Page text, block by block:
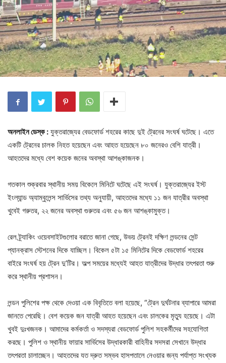
অনলাইন ডেস্ক : যুক্তরাজ্যের বেডফোর্ড শহরের কাছে দুই ট্রেনের সংঘর্ষ ঘটেছে। এতে
একটি ট্রেনের চালক নিহত হয়েছেন এবং আহত হয়েছেন ৮০ জনেরও বেশি যাত্রী।
আহতদের মধ্যে বেশ কয়েক জনের অবস্থা আশঙ্কাজনক।
গতকাল শুক্রবার স্থানীয় সময় বিকেলে মিনিটে ঘটেছে এই সংঘর্ষ। যুক্তরাজ্যের ইস্ট
ইংল্যান্ড অ্যাম্বুলেন্স সার্ভিসের তথ্য অনুযায়ী, আহতদের মধ্যে ১১ জন যাত্রীর অবস্থা
খুবেই গরুতর, ২২ জনের অবস্থা গুরুতর এবং ৫৬ জন আশঙ্কামুক্ত।
রেল ট্র্যাকিং ওয়েবসাইটগুলোর বরাতে জানা গেছে, উভয় ট্রেনই দক্ষিণ লন্ডনের সেন্ট
প্যানক্রাস স্টেশনের দিকে যাচ্ছিল। বিকেল ৫টা ১৫ মিনিটের দিকে বেডফোর্ড শহরের
বাইরে সংঘর্ষ হয় ট্রেন দু’টির। অল্প সময়ের মধ্যেই আহত যাত্রীদের উদ্ধার তৎপরতা শুরু
করে স্থানীয় প্রশাসন।
লন্ডন পুলিশের পক্ষ থেকে দেওয়া এক বিবৃতিতে বলা হয়েছে, “ট্রেন দুর্ঘটনার ব্যাপারে আমরা
জানতে পেরেছি। বেশ কয়েক জন যাত্রী আহত হয়েছেন এবং চালকের মৃত্যু হয়েছে। এটা
খুবই দুঃখজনক। আমাদের কর্মকর্তা ও সদস্যরা বেডফোর্ড পুলিশ সহকর্মীদের সহযোগিতা
করছে। পুলিশ ও স্থানীয় ফায়ার সার্ভিসের উদ্ধারকারী বাহিনীর সদসরা সেখানে উদ্ধার
তৎপরতা চালাচ্ছেন। আহতদের যত দ্রুত সম্ভব হাসপতালে নেওয়ার জন্য পর্যাপ্ত সংখ্যক